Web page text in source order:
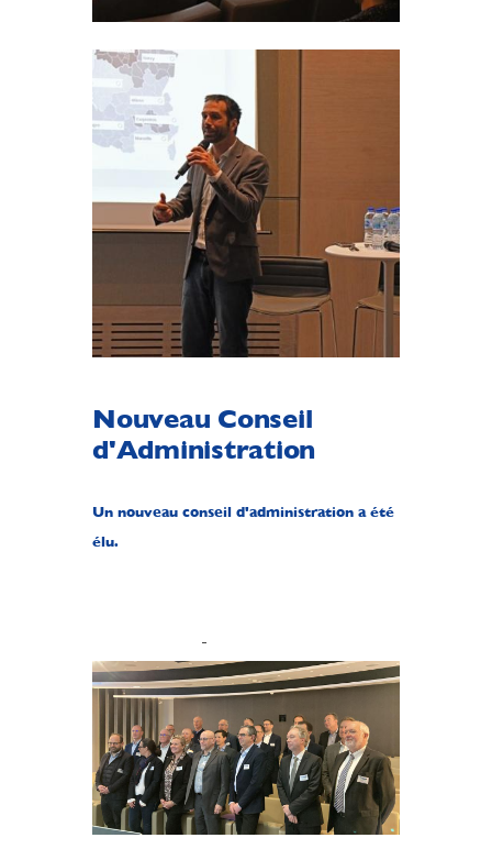
Nouveau Conseil
d'Administration
Un nouveau conseil d'administration a été
élu.